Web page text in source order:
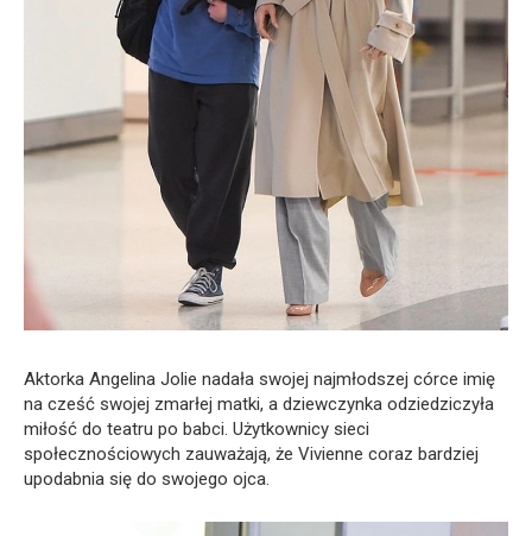
Aktorka Angelina Jolie nadała swojej najmłodszej córce imię
na cześć swojej zmarłej matki, a dziewczynka odziedziczyła
miłość do teatru po babci. Użytkownicy sieci
społecznościowych zauważają, że Vivienne coraz bardziej
upodabnia się do swojego ojca.